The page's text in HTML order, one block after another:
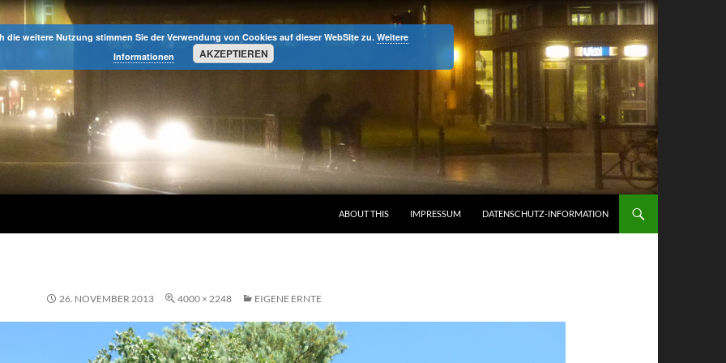
ABOUT THIS IMPRESSUM DATENSCHUTZ-INFORMATION
26. NOVEMBER 2013 4000 × 2248 EIGENE ERNTE
die weitere Nutzung stimmen Sie der Verwendung von Cookies auf dieser WebSite zu. Weitere
Informationen
AKZEPTIEREN